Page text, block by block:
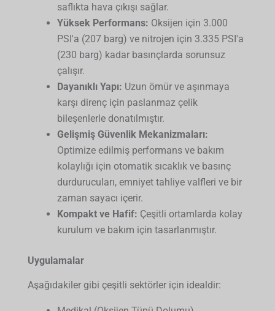
saflıkta hava çıkışı sağlar.
Yüksek Performans: Oksijen için 3.000
PSI'a (207 barg) ve nitrojen için 3.335 PSI'a
(230 barg) kadar basınçlarda sorunsuz
çalışır.
Dayanıklı Yapı: Uzun ömür ve aşınmaya
karşı direnç için paslanmaz çelik
bileşenlerle donatılmıştır.
Gelişmiş Güvenlik Mekanizmaları:
Optimize edilmiş performans ve bakım
kolaylığı için otomatik sıcaklık ve basınç
durdurucuları, emniyet tahliye valfleri ve bir
zaman sayacı içerir.
Kompakt ve Hafif: Çeşitli ortamlarda kolay
kurulum ve bakım için tasarlanmıştır.
Uygulamalar
Aşağıdakiler gibi çeşitli sektörler için idealdir: